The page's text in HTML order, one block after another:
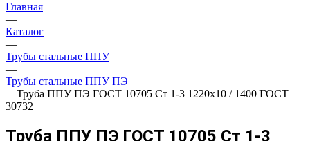
Главная
—
Каталог
—
Трубы стальные ППУ
—
Трубы стальные ППУ ПЭ
—Труба ППУ ПЭ ГОСТ 10705 Ст 1-3 1220x10 / 1400 ГОСТ
30732
Труба ППУ ПЭ ГОСТ 10705 Ст 1-3